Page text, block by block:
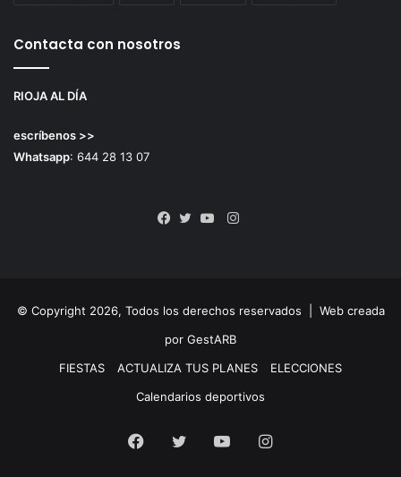
Contacta con nosotros
RIOJA AL DÍA
escríbenos >>
Whatsapp: 644 28 13 07
Instagram
© Copyright 2026, Todos los derechos reservados | Web creada
por GestARB
FIESTAS
ACTUALIZA TUS PLANES
ELECCIONES
Calendarios deportivos
Facebook
Twitter YouTubeInstagram